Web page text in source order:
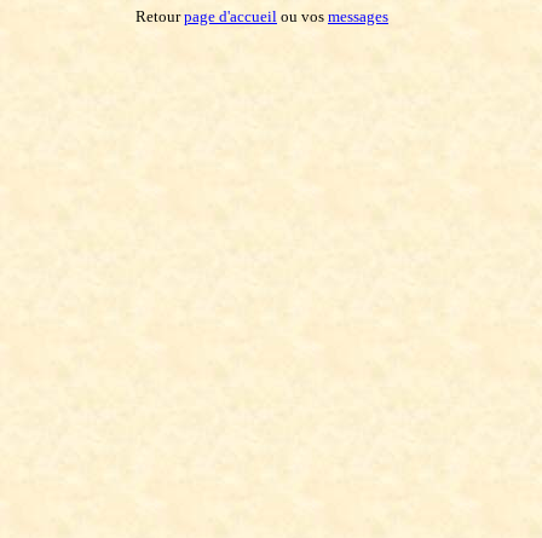
Retourpage d'accueil ou vos messages